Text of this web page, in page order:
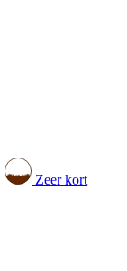
Zeer kort